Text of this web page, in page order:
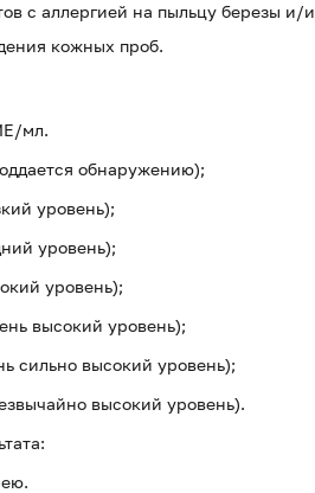
с аллергией на пыльцу березы и/
кожных проб.
мл.
обнаружению);
уровень);
уровень);
уровень);
высокий уровень);
сильно высокий уровень);
высокий уровень).